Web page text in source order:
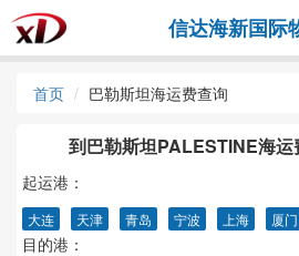
信达海新国际
首页 巴勒斯坦海运费查询
到巴勒斯坦PALESTINE海
起运港：
大连 天津 青岛 宁波 上海 厦门
目的港：